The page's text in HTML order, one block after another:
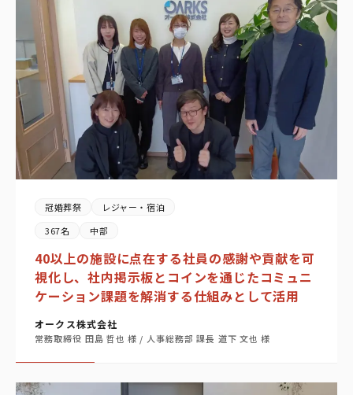
冠婚葬祭
レジャー・宿泊
367名
中部
40以上の施設に点在する社員の感謝や貢献を可
視化し、社内掲示板とコインを通じたコミュニ
ケーション課題を解消する仕組みとして活用
オークス株式会社
常務取締役 田島 哲也 様 / 人事総務部 課長 道下 文也 様